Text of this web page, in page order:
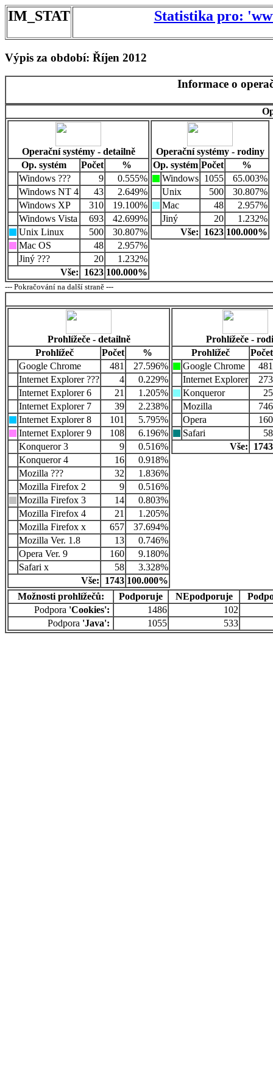
IM_STAT Statistika pro:
Výpis za období: Říjen 2012
Informace o
Operační systémy - detailně
Op. systém
Počet
%
Windows ???
9
0.555%
Windows NT 4
43
2.649%
Windows XP
310
19.100%
Windows Vista
693
42.699%
Unix Linux
500
30.807%
Mac OS
48
2.957%
Jiný ???
20
1.232%
Vše:
1623 100.000%
Operační systémy - rodiny
Op. systém Počet
%
Windows 1055
65.003%
Unix
500
30.807%
Mac
48
2.957%
Jiný
20
1.232%
Vše:
1623 100.000%
--- Pokračování na další straně ---
Prohlížeče - detailně
Prohlížeč
Počet
%
Google Chrome
481
27.596%
Internet Explorer ???
4
0.229%
Internet Explorer 6
21
1.205%
Internet Explorer 7
39
2.238%
Internet Explorer 8
101
5.795%
Internet Explorer 9
108
6.196%
Konqueror 3
9
0.516%
Konqueror 4
16
0.918%
Mozilla ???
32
1.836%
Mozilla Firefox 2
9
0.516%
Mozilla Firefox 3
14
0.803%
Mozilla Firefox 4
21
1.205%
Mozilla Firefox x
657
37.694%
Mozilla Ver. 1.8
13
0.746%
Opera Ver. 9
160
9.180%
Safari x
58
3.328%
Vše:
1743 100.000%
Prohlížeče -
Prohlížeč
Počet
Google Chrome
481
Internet Explorer
273
Konqueror
25
Mozilla
746
Opera
160
Safari
58
Vše:
1743
Možnosti prohlížečů: Podporuje NEpodporuje
Podpora 'Cookies': 1486
102
Podpora 'Java': 1055 533